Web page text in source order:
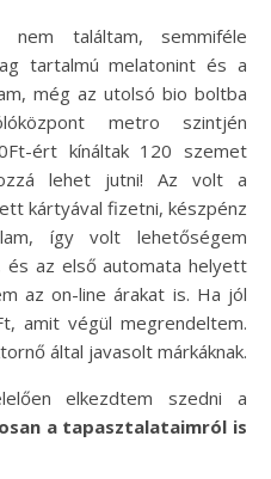
találtam, semmiféle
tartalmú melatonint és a
még az utolsó bio boltba
metro szintjén
ért kínáltak 120 szemet
lehet jutni! Az volt a
kártyával fizetni, készpénz
így volt lehetőségem
és az első automata helyett
az on-line árakat is. Ha jól
amit végül megrendeltem.
által javasolt márkáknak.
elkezdtem szedni a
a tapasztalataimról is